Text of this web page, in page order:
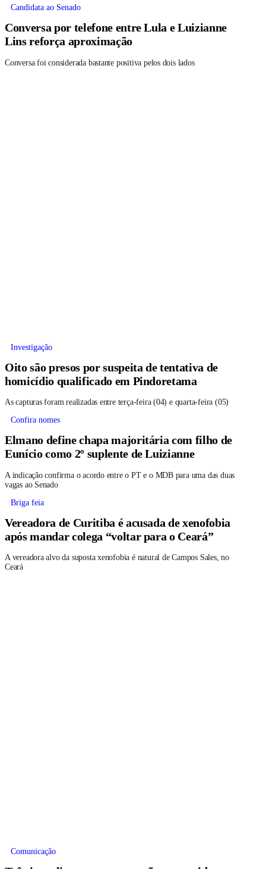
Candidata ao Senado
Conversa por telefone entre Lula e Luizianne
Lins reforça aproximação
Conversa foi considerada bastante positiva pelos dois lados
Investigação
Oito são presos por suspeita de tentativa de
homicídio qualificado em Pindoretama
As capturas foram realizadas entre terça-feira (04) e quarta-feira (05)
Confira nomes
Elmano define chapa majoritária com filho de
Eunício como 2º suplente de Luizianne
A indicação confirma o acordo entre o PT e o MDB para uma das duas
vagas ao Senado
Briga feia
Vereadora de Curitiba é acusada de xenofobia
após mandar colega “voltar para o Ceará”
A vereadora alvo da suposta xenofobia é natural de Campos Sales, no
Ceará
Comunicação